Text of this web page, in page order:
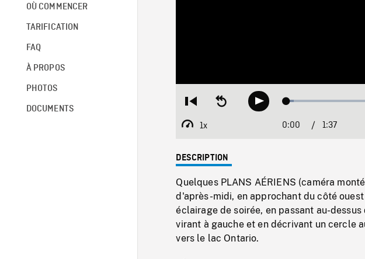
OÙ COMMENCER
TARIFICATION
FAQ
À PROPOS
PHOTOS
DOCUMENTS
Restart
beginning
Seek
backwardPlay Loaded:
1x
Playback
Current
0:00 / 1:37
DESCRIPTION
Quelques PLANS AÉRIENS (caméra
d'après-midi, en approchant du côté
éclairage de soirée, en passant au-
virant à gauche et en décrivant un cercle
vers le lac Ontario.